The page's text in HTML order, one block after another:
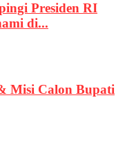
Presiden RI
di...
Misi Calon Bupati